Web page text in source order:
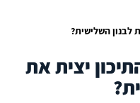
לבנון השלישית?
יצית את